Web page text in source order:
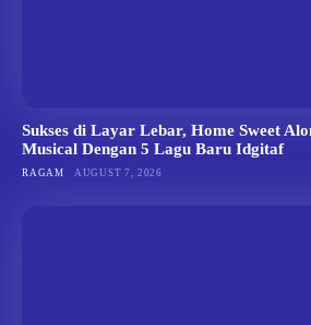
Sukses di Layar Lebar, Home Sweet
Musical Dengan 5 Lagu Baru Idgitaf
RAGAM AUGUST 7, 2026